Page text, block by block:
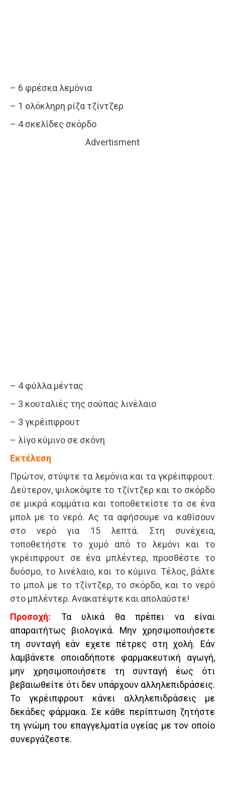
– 6 φρέσκα λεμόνια
– 1 ολόκληρη ρίζα τζίντζερ
– 4 σκελίδες σκόρδο
Advertisment
– 4 φύλλα μέντας
– 3 κουταλιές της σούπας λινέλαιο
– 3 γκρέιπφρουτ
– λίγο κύμινο σε σκόνη
Εκτέλεση
Πρώτον, στύψτε τα λεμόνια και τα γκρέιπφρουτ.
Δεύτερον, ψιλοκόψτε το τζίντζερ και το σκόρδο
σε μικρά κομμάτια και τοποθετείστε τα σε ένα
μπολ με το νερό. Ας τα αφήσουμε να καθίσουν
στο νερό για 15 λεπτά. Στη συνέχεια,
τοποθετήστε το χυμό από το λεμόνι και το
γκρέιπφρουτ σε ένα μπλέντερ, προσθέστε το
δυόσμο, το λινέλαιο, και το κύμινο. Τέλος, βάλτε
το μπολ με το τζίντζερ, το σκόρδο, και το νερό
στο μπλέντερ. Ανακατέψτε και απολαύστε!
Προσοχή: Τα υλικά θα πρέπει να είναι
απαραιτήτως βιολογικά. Μην χρησιμοποιήσετε
τη συνταγή εάν εχετε πέτρες στη χολή. Εάν
λαμβάνετε οποιαδήποτε φαρμακευτική αγωγή,
μην χρησιμοποιήσετε τη συνταγή έως ότι
βεβαιωθείτε ότι δεν υπάρχουν αλληλεπιδράσεις.
Το γκρέιπφρουτ κάνει αλληλεπιδράσεις με
δεκάδες φάρμακα. Σε κάθε περίπτωση ζητήστε
τη γνώμη του επαγγελματία υγείας με τον οποίο
συνεργάζεστε.